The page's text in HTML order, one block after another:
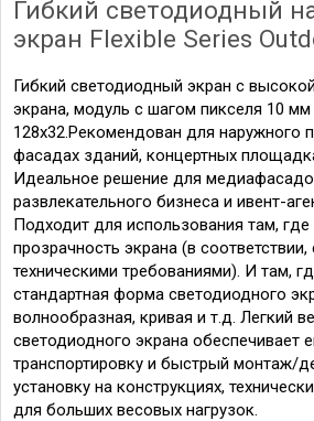
Гибкий светодиодный
экран Flexible Series
Гибкий светодиодный экран с
экрана, модуль с шагом пикселя 10
128х32.Рекомендован для наружного
фасадах зданий, концертных
Идеальное решение для
развлекательного бизнеса и ивент-
Подходит для использования там,
прозрачность экрана (в
техническими требованиями). И там,
стандартная форма светодиодного
волнообразная, кривая и т.д. Легкий
светодиодного экрана обеспечивает
транспортировку и быстрый монтаж/
установку на конструкциях,
для больших весовых нагрузок.